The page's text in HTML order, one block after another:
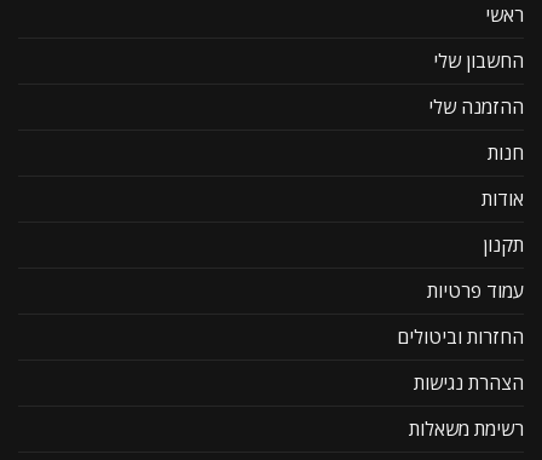
ראשי
החשבון שלי
ההזמנה שלי
חנות
אודות
תקנון
עמוד פרטיות
החזרות וביטולים
הצהרת נגישות
רשימת משאלות